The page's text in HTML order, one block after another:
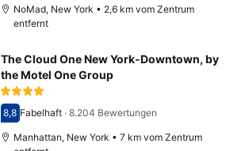
NoMad, New York • 2,6 km vom Zentrum
entfernt
The Cloud One New York-Downtown, by
the Motel One Group
Bewertet mit 8,8
8,8 Fabelhaft· 8.204 Bewertungen
Manhattan, New York • 7 km vom Zentrum